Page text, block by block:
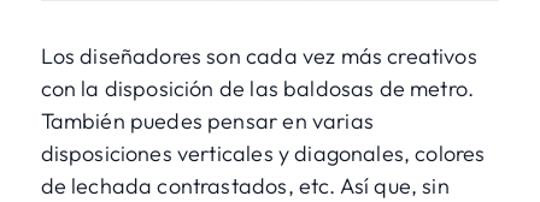
Los diseñadores son cada vez más creativos
con la disposición de las baldosas de metro.
También puedes pensar en varias
disposiciones verticales y diagonales, colores
de lechada contrastados, etc. Así que, sin